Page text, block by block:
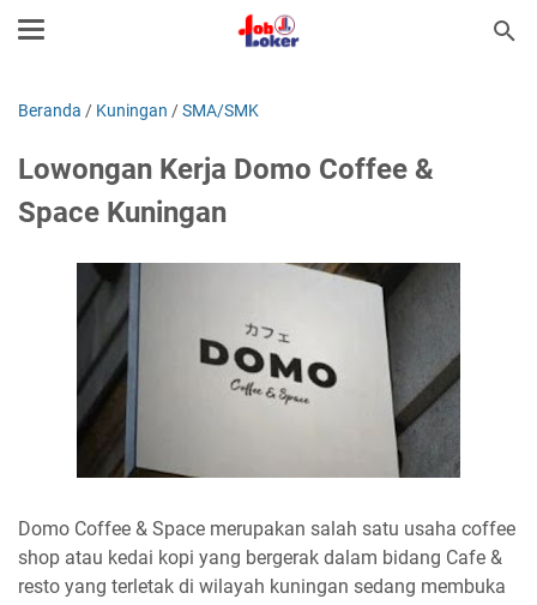
Beranda / Kuningan /SMA/SMK
Lowongan Kerja Domo Coffee &
Space Kuningan
Domo Coffee & Space merupakan salah satu usaha coffee
shop atau kedai kopi yang bergerak dalam bidang Cafe &
resto yang terletak di wilayah kuningan sedang membuka